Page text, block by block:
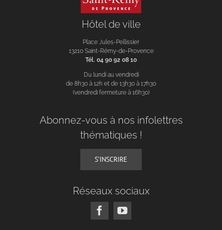
Hôtel de ville
Place Jules-Pellissier
13210 Saint-Rémy-de-Provence
Tél. 04 90 92 08 10
Du lundi au vendredi
de 8h30 à 12h et de 13h30 à 17h30
(vendredi fermeture à 16h30)
Abonnez-vous à nos infolettres
thématiques !
S’INSCRIRE
Réseaux sociaux